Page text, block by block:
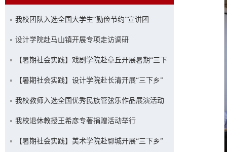
我校团队入选全国大学生“勤俭节约”宣讲团
设计学院赴马山镇开展专项走访调研
【暑期社会实践】戏剧学院赴章丘开展暑期“三下
乡”社会实践活动
【暑期社会实践】设计学院赴长清开展“三下乡”
社会实践活动
我校教师入选全国优秀民族管弦乐作品展演活动
我校退休教授王希彦专著捐赠活动举行
【暑期社会实践】美术学院赴郓城开展“三下乡”